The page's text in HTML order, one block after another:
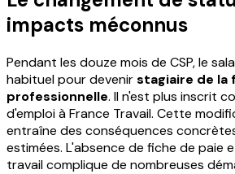
impacts méconnus
Pendant les douze mois de CSP, le
habituel pour devenirstagiaire de la
professionnelle. Il n'est plus inscrit
d'emploi à France Travail. Cette
entraîne des conséquences
estimées. L'absence de fiche de paie
travail complique de nombreuses